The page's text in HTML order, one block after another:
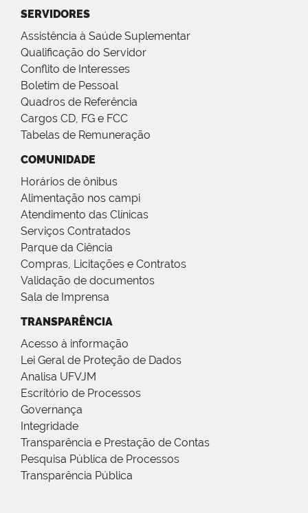
SERVIDORES
Assistência à Saúde Suplementar
Qualificação do Servidor
Conflito de Interesses
Boletim de Pessoal
Quadros de Referência
Cargos CD, FG e FCC
Tabelas de Remuneração
COMUNIDADE
Horários de ônibus
Alimentação nos campi
Atendimento das Clínicas
Serviços Contratados
Parque da Ciência
Compras, Licitações e Contratos
Validação de documentos
Sala de Imprensa
TRANSPARÊNCIA
Acesso à informação
Lei Geral de Proteção de Dados
Analisa UFVJM
Escritório de Processos
Governança
Integridade
Transparência e Prestação de Contas
Pesquisa Pública de Processos
Transparência Pública